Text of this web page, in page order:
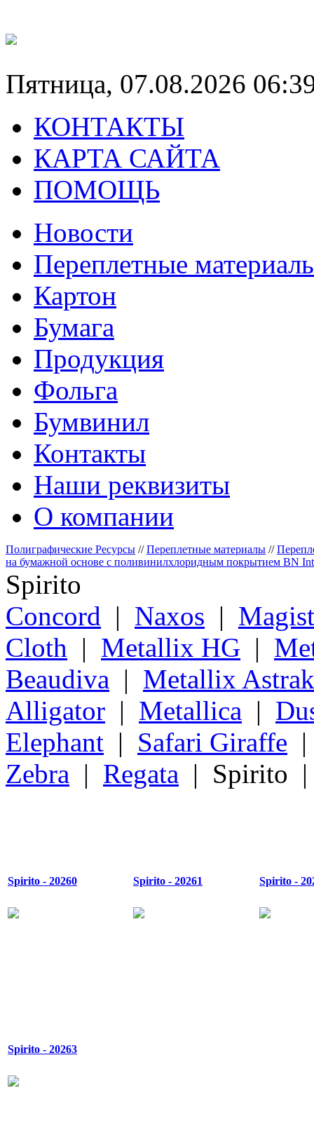
Пятница, 07.08.2026
КОНТАКТЫ
КАРТА САЙТА
ПОМОЩЬ
Новости
Переплетные
Картон
Бумага
Продукция
Фольга
Бумвинил
Контакты
Наши реквизиты
О компании
Полиграфические Ресурсы //Переплетные материалы //
на бумажной основе с поливинилхлоридным покрытием BN
Spirito
Сoncord | Naxos |
Cloth | Metallix HG |
Beaudiva | Metallix
Alligator | Metallica |
Elephant | Safari Giraffe
Zebra | Regata | Spirito
Spirito - 20260 Spirito - 20261 Spirito -
Spirito - 20263